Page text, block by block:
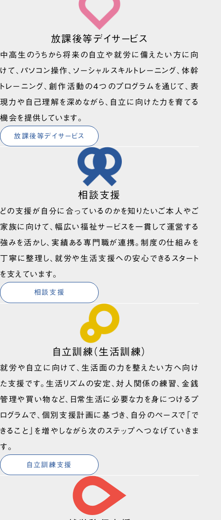
放課後等デイサービス
中高生のうちから将来の自立や就労に備えたい方に向
けて、パソコン操作、ソーシャルスキルトレーニング、体幹
トレーニング、創作活動の4つのプログラムを通じて、表
現力や自己理解を深めながら、自立に向けた力を育てる
機会を提供しています。
放課後等デイサービス
相談支援
どの支援が自分に合っているのかを知りたいご本人やご
家族に向けて、幅広い福祉サービスを一貫して運営する
強みを活かし、実績ある専門職が連携。制度の仕組みを
丁寧に整理し、就労や生活支援への安心できるスタート
を支えています。
相談支援
自立訓練（生活訓練）
就労や自立に向けて、生活面の力を整えたい方へ向け
た支援です。生活リズムの安定、対人関係の練習、金銭
管理や買い物など、日常生活に必要な力を身につけるプ
ログラムで、個別支援計画に基づき、自分のペースで「で
きること」を増やしながら次のステップへつなげていきま
す。
自立訓練支援